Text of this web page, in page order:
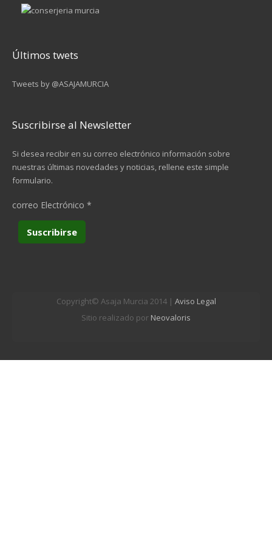
Últimos twets
Tweets by @ASAJAMURCIA
Suscribirse al Newsletter
Si desea recibir en su correo electrónico información sobre
nuestras últimas novedades y noticias, rellene este simple
formulario.
correo Electrónico *
Copyright© Asaja Murcia 2014 | Aviso Legal
Sitio realizado por Neovaloris